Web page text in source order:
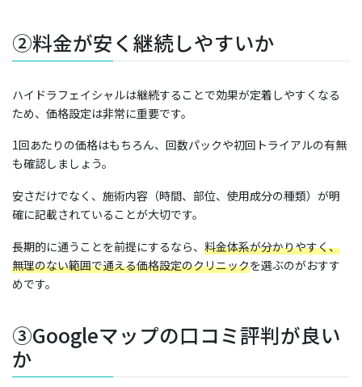
②料金が安く継続しやすいか
ハイドラフェイシャルは継続することで効果が定着しやすくなる
ため、価格設定は非常に重要です。
1回あたりの価格はもちろん、回数パックや初回トライアルの有無
も確認しましょう。
安さだけでなく、施術内容（時間、部位、使用成分の種類）が明
確に記載されていることが大切です。
長期的に通うことを前提にするなら、 料金体系が分かりやすく、
無理のない範囲で通える価格設定のクリニックを選ぶのがおすす
めです。
③Googleマップの口コミ評判が良い
か